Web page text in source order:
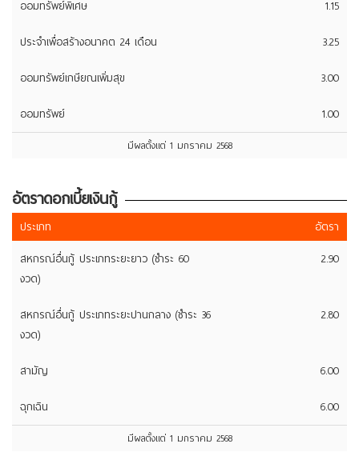
ออมทรัพย์พิเศษ
1.15
ประจำเพื่อสร้างอนาคต 24 เดือน
3.25
ออมทรัพย์เกษียณเพิ่มสุข
3.00
ออมทรัพย์
1.00
มีผลตั้งแต่ 1 มกราคม 2568
อัตราดอกเบี้ยเงินกู้
ประเภท
อัตรา
สหกรณ์อื่นกู้ ประเภทระยะยาว (ชำระ 60
งวด)
2.90
สหกรณ์อื่นกู้ ประเภทระยะปานกลาง (ชำระ 36
งวด)
2.80
สามัญ
6.00
ฉุกเฉิน
6.00
มีผลตั้งแต่ 1 มกราคม 2568